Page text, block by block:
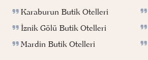
Karaburun Butik Otelleri
İznik Gölü Butik Otelleri
Mardin Butik Otelleri